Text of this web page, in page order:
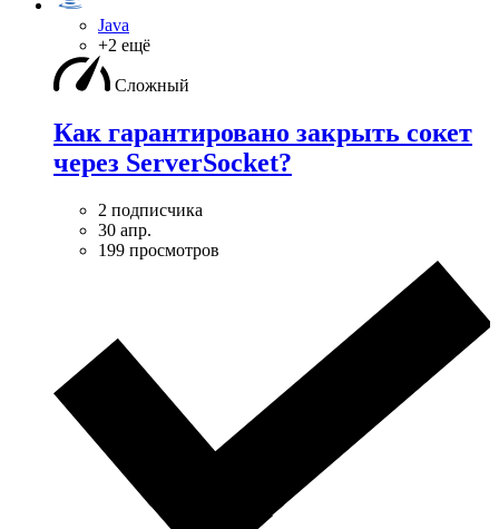
Java
+2 ещё
Сложный
Как гарантировано закрыть сокет
через ServerSocket?
2 подписчика
30 апр.
199 просмотров